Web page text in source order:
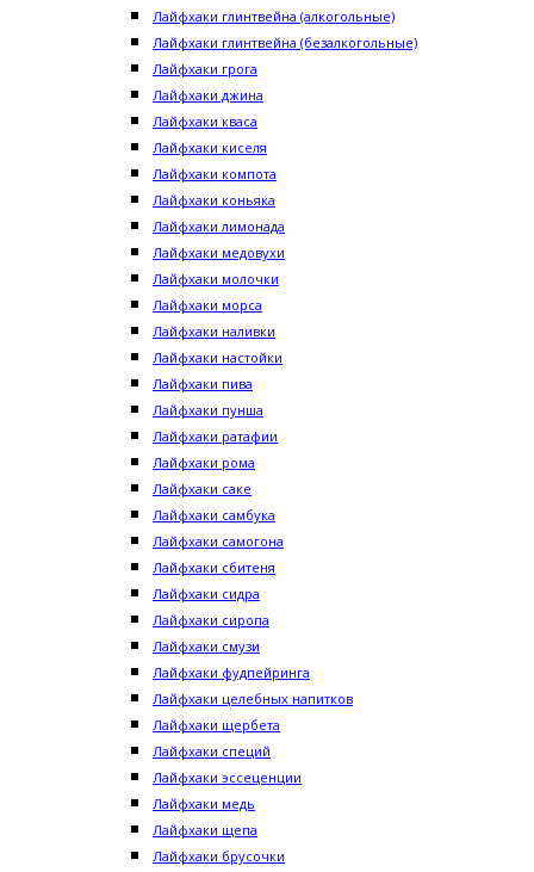
Лайфхаки глинтвейна (алкогольные)
Лайфхаки глинтвейна (безалкогольные)
Лайфхаки грога
Лайфхаки джина
Лайфхаки кваса
Лайфхаки киселя
Лайфхаки компота
Лайфхаки коньяка
Лайфхаки лимонада
Лайфхаки медовухи
Лайфхаки молочки
Лайфхаки морса
Лайфхаки наливки
Лайфхаки настойки
Лайфхаки пива
Лайфхаки пунша
Лайфхаки ратафии
Лайфхаки рома
Лайфхаки саке
Лайфхаки самбука
Лайфхаки самогона
Лайфхаки сбитеня
Лайфхаки сидра
Лайфхаки сиропа
Лайфхаки смузи
Лайфхаки фудпейринга
Лайфхаки целебных напитков
Лайфхаки щербета
Лайфхаки специй
Лайфхаки эссеценции
Лайфхаки медь
Лайфхаки щепа
Лайфхаки брусочки